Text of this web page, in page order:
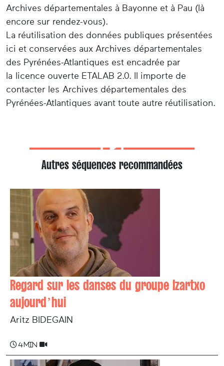
Archives départementales à Bayonne et à Pau (là
encore sur rendez-vous).
La réutilisation des données publiques présentées
ici et conservées aux Archives départementales
des Pyrénées-Atlantiques est encadrée par
la licence ouverte ETALAB 2.0. Il importe de
contacter les Archives départementales des
Pyrénées-Atlantiques avant toute autre réutilisation.
Autres séquences recommandées
Regard sur les danses du groupe Izartxo
aujourd’hui
Aritz BIDEGAIN
4 min